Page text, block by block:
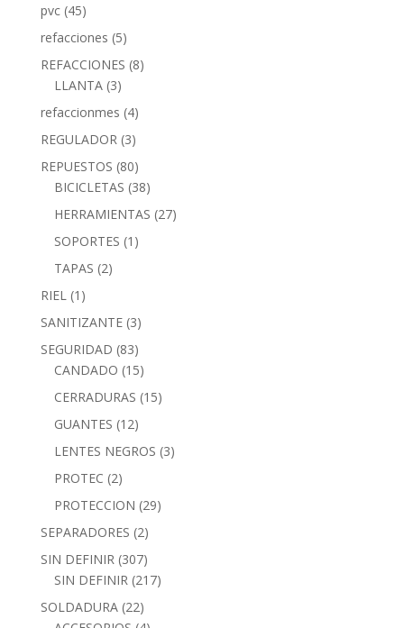
pvc (45)
refacciones (5)
REFACCIONES (8)
LLANTA (3)
refaccionmes (4)
REGULADOR (3)
REPUESTOS (80)
BICICLETAS (38)
HERRAMIENTAS (27)
SOPORTES (1)
TAPAS (2)
RIEL (1)
SANITIZANTE (3)
SEGURIDAD (83)
CANDADO (15)
CERRADURAS (15)
GUANTES (12)
LENTES NEGROS (3)
PROTEC (2)
PROTECCION (29)
SEPARADORES (2)
SIN DEFINIR (307)
SIN DEFINIR (217)
SOLDADURA (22)